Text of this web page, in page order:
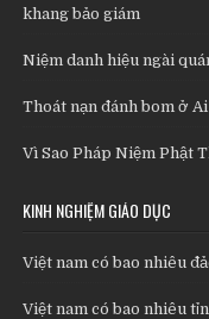
khang bảo giám
Niệm danh hiệu ngài
Thoát nạn đánh bom ở
Vì Sao Pháp Niệm Phật
KINH NGHIỆM GIÁO DỤC
Việt nam có bao nhiêu
Việt nam có bao nhiêu